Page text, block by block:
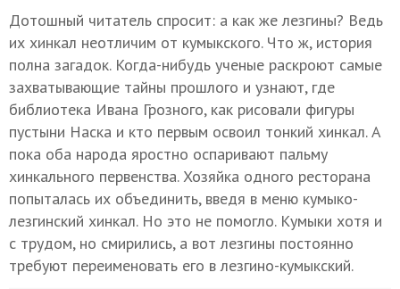
Дотошный читатель спросит: а как же лезгины? Ведь
их хинкал неотличим от кумыкского. Что ж, история
полна загадок. Когда-нибудь ученые раскроют самые
захватывающие тайны прошлого и узнают, где
библиотека Ивана Грозного, как рисовали фигуры
пустыни Наска и кто первым освоил тонкий хинкал. А
пока оба народа яростно оспаривают пальму
хинкального первенства. Хозяйка одного ресторана
попыталась их объединить, введя в меню кумыко-
лезгинский хинкал. Но это не помогло. Кумыки хотя и
с трудом, но смирились, а вот лезгины постоянно
требуют переименовать его в лезгино-кумыкский.